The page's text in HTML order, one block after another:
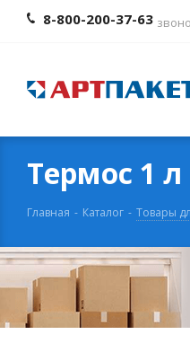
8-800-200-37-63
Термос 1
Главная - Каталог - Товары